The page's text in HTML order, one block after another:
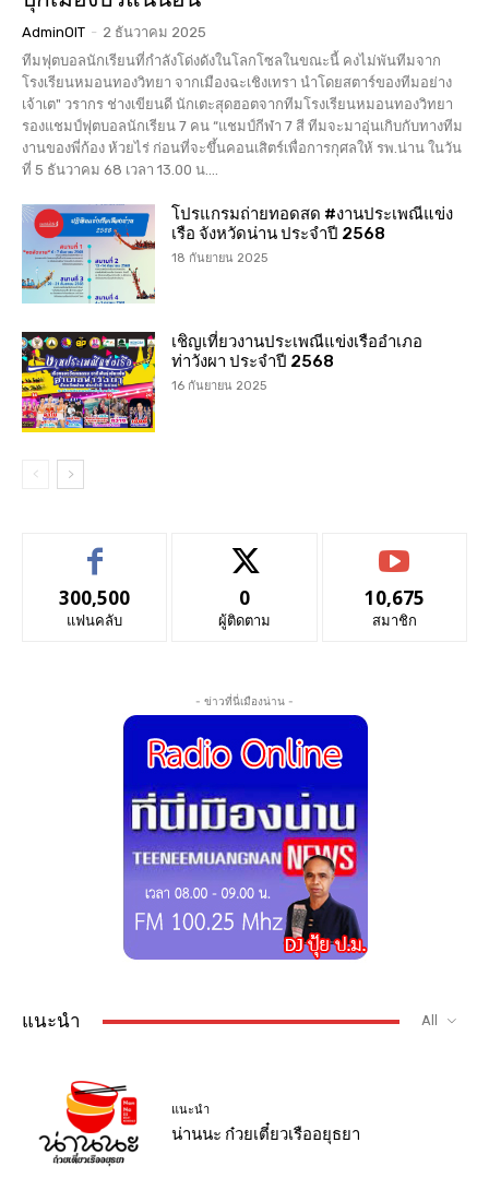
AdminOIT - 2 ธันวาคม 2025
ทีมฟุตบอลนักเรียนที่กำลังโด่งดังในโลกโซลในขณะนี้ คงไม่พันทีมจาก
โรงเรียนหมอนทองวิทยา จากเมืองฉะเชิงเทรา นำโดยสตาร์ของทีมอย่าง
เจ้าเต" วรากร ช่างเขียนดี นักเตะสุดฮอตจากทีมโรงเรียนหมอนทองวิทยา
รองแชมป์ฟุตบอลนักเรียน 7 คน “แชมป์กีฬา 7 สี ทีมจะมาอุ่นเกิบกับทางทีม
งานของพี่ก้อง ห้วยไร่ ก่อนที่จะขึ้นคอนเสิตร์เพื่อการกุศลให้ รพ.น่าน ในวัน
ที่ 5 ธันวาคม 68 เวลา 13.00 น....
โปรแกรมถ่ายทอดสด #งานประเพณีแข่ง
เรือ จังหวัดน่าน ประจำปี 2568
18 กันยายน 2025
เชิญเที่ยวงานประเพณีแข่งเรืออำเภอ
ท่าวังผา ประจำปี 2568
16 กันยายน 2025
300,500
แฟนคลับ
0
ผู้ติดตาม
10,675
สมาชิก
- ข่าวที่นี่เมืองน่าน -
แนะนำ All
แนะนำ
น่านนะ ก๋วยเตี๋ยวเรืออยุธยา